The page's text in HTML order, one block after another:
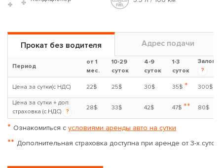
Прокат без водителя Адрес подачи
Период
от 1
мес.
10-29
суток
4-9
суток
1-3
суток
Залог
?
Цена за сутки(с НДС) 22$ 25$ 30$ 35$ * 300$
Цена за сутки + доп.
страховка (с НДС)
?
28$ 33$ 42$ 47$ ** 80$
* Ознакомиться с условиями аренды авто на сутки
** Дополнительная страховка доступна при аренде от 3-х суток